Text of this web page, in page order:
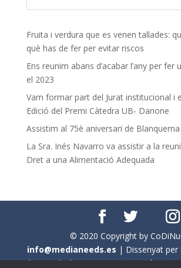
Fruita i verdura que es venen tallades:
què has de fer per evitar riscos
Ens reunim abans d’acabar l’any per fer
el 2023
Vam formar part del Jurat institucional i
Edició del Premi Càtedra UB- Danone
Assistim al 75è aniversari de Blanquerna
La Sra. Inés Navarro va assistir a la
Dret a una Alimentació Adequada
© 2020 Copyright by
info@medianeeds.es | Dissenyat per
| Tots els drets reservats a